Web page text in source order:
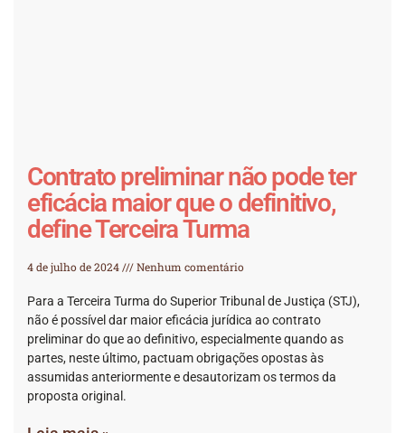
Contrato preliminar não pode ter
eficácia maior que o definitivo,
define Terceira Turma
4 de julho de 2024 Nenhum comentário
Para a Terceira Turma do Superior Tribunal de Justiça (STJ),
não é possível dar maior eficácia jurídica ao contrato
preliminar do que ao definitivo, especialmente quando as
partes, neste último, pactuam obrigações opostas às
assumidas anteriormente e desautorizam os termos da
proposta original.